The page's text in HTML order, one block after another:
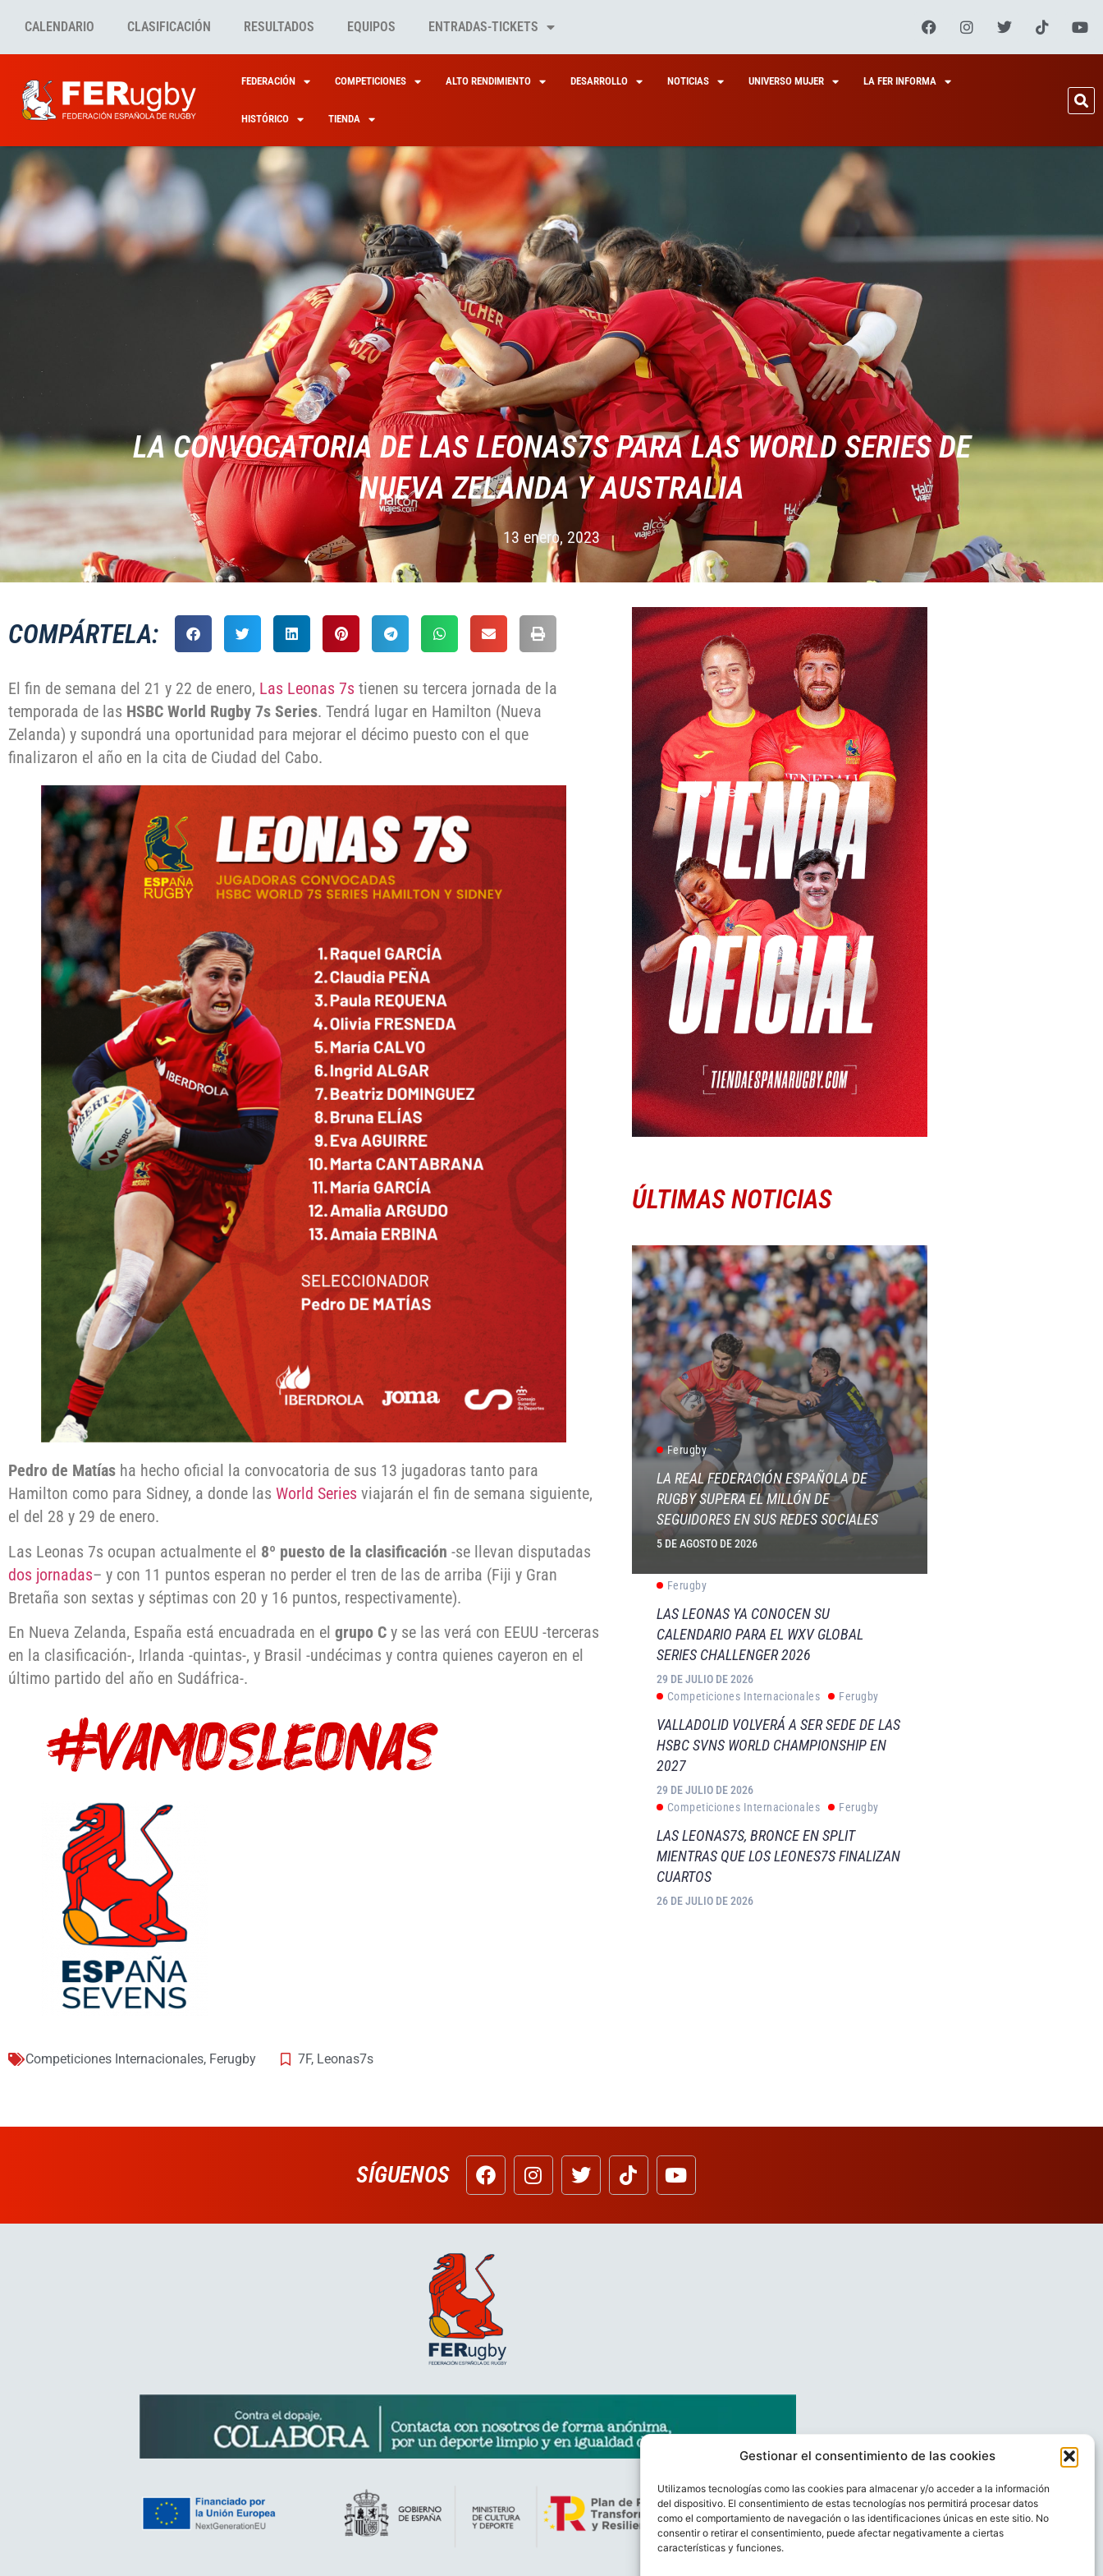
Gestionar el consentimiento de las cookies
Utilizamos tecnologías como las cookies para almacenar y/o acceder a la información
del dispositivo. El consentimiento de estas tecnologías nos permitirá procesar datos
como el comportamiento de navegación o las identificaciones únicas en este sitio. No
consentir o retirar el consentimiento, puede afectar negativamente a ciertas
características y funciones.
CALENDARIO CLASIFICACIÓN RESULTADOS EQUIPOS ENTRADAS-TICKETS
FEDERACIÓN COMPETICIONES ALTO RENDIMIENTO DESARROLLO NOTICIAS UNIVERSO MUJER LA FER INFORMA
HISTÓRICO TIENDA
LA CONVOCATORIA DE LAS LEONAS7S PARA LAS WORLD SERIES DE
NUEVA ZELANDA Y AUSTRALIA
13 enero, 2023
COMPÁRTELA:
El fin de semana del 21 y 22 de enero, Las Leonas 7s tienen su tercera jornada de la
temporada de las HSBC World Rugby 7s Series. Tendrá lugar en Hamilton (Nueva
Zelanda) y supondrá una oportunidad para mejorar el décimo puesto con el que
finalizaron el año en la cita de Ciudad del Cabo.
Pedro de Matías ha hecho oficial la convocatoria de sus 13 jugadoras tanto para
Hamilton como para Sidney, a donde las World Series viajarán el fin de semana siguiente,
el del 28 y 29 de enero.
Las Leonas 7s ocupan actualmente el 8º puesto de la clasificación -se llevan disputadas
dos jornadas– y con 11 puntos esperan no perder el tren de las de arriba (Fiji y Gran
Bretaña son sextas y séptimas con 20 y 16 puntos, respectivamente).
En Nueva Zelanda, España está encuadrada en el grupo C y se las verá con EEUU -terceras
en la clasificación-, Irlanda -quintas-, y Brasil -undécimas y contra quienes cayeron en el
último partido del año en Sudáfrica-.
Competiciones Internacionales, Ferugby 7F, Leonas7s
ÚLTIMAS NOTICIAS
Ferugby
LA REAL FEDERACIÓN ESPAÑOLA DE
RUGBY SUPERA EL MILLÓN DE
SEGUIDORES EN SUS REDES SOCIALES
5 DE AGOSTO DE 2026
Ferugby
LAS LEONAS YA CONOCEN SU
CALENDARIO PARA EL WXV GLOBAL
SERIES CHALLENGER 2026
29 DE JULIO DE 2026
Competiciones Internacionales
Ferugby
VALLADOLID VOLVERÁ A SER SEDE DE LAS
HSBC SVNS WORLD CHAMPIONSHIP EN
2027
29 DE JULIO DE 2026
Competiciones Internacionales
Ferugby
LAS LEONAS7S, BRONCE EN SPLIT
MIENTRAS QUE LOS LEONES7S FINALIZAN
CUARTOS
26 DE JULIO DE 2026
SÍGUENOS